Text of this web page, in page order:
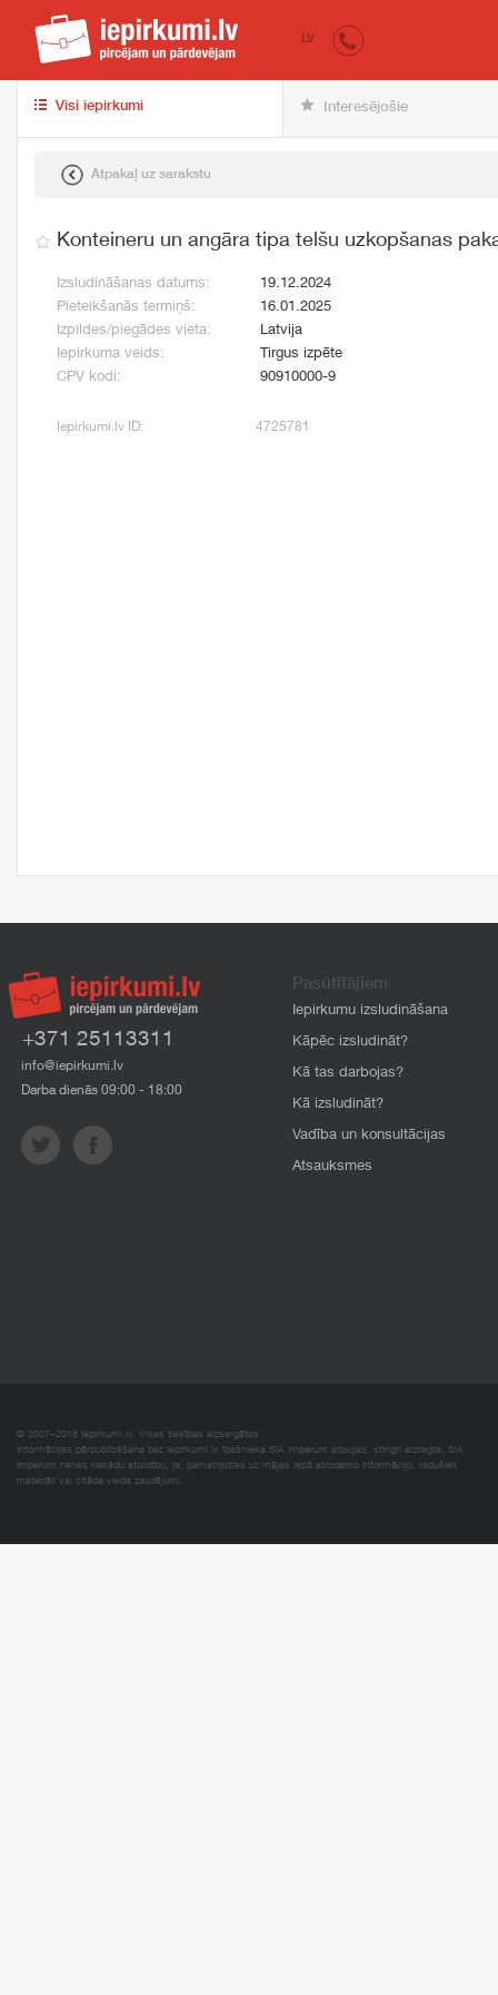
iepirkumi.lv
LV
Visi iepirkumi Interesējošie
Atpakaļ uz sarakstu
Konteineru un angāra tipa telšu uzkopšanas
Izsludināšanas datums:
19.12.2024
Pieteikšanās termiņš:
16.01.2025
Izpildes/piegādes vieta:
Latvija
Iepirkuma veids:
Tirgus izpēte
CPV kodi:
90910000-9
Iepirkumi.lv ID: 4725781
+371 25113311
info@iepirkumi.lv
Darba dienās 09:00 - 18:00
Pasūtītājiem
Iepirkumu izsludināšana
Kāpēc izsludināt?
Kā tas darbojas?
Kā izsludināt?
Vadība un konsultācijas
Atsauksmes
© 2007–2018 Iepirkumi.lv. Visas tiesības aizsargātas.
Informācijas pārpublicēšana bez iepirkumi.lv īpašnieka SIA Imperum atļaujas, stingri aizliegta. SIA
Imperum nenes nekādu atbildību, ja, pamatojoties uz mājas lapā atrodamo informāciju, radušies
materiāli vai citāda veida zaudējumi.